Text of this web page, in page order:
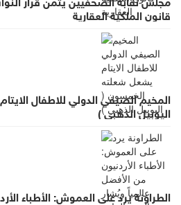
قانون الملكية العقارية
المخيم الصيفي الدولي للاطفال
اليوبيل الذهبي )
الطراونة يرد على العموش: الأطباء